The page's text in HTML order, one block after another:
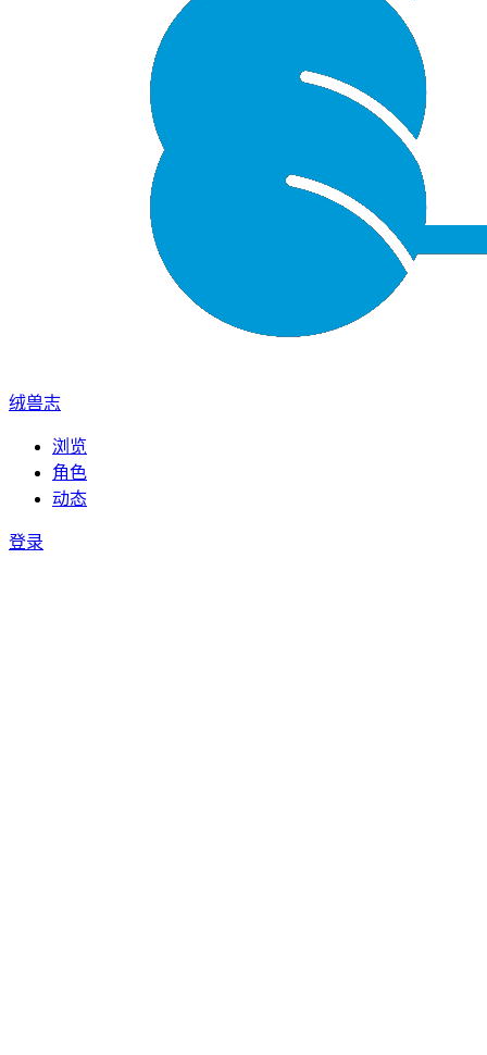
绒兽志
浏览
角色
动态
登录